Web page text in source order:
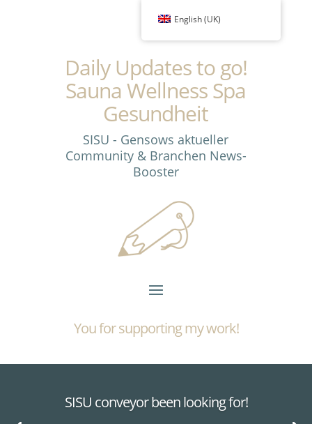
Daily Updates to go!
Sauna Wellness Spa
Gesundheit
SISU - Gensows aktueller
Community & Branchen News-
Booster
You for supporting my work!
SISU conveyor been looking for!
English (UK)